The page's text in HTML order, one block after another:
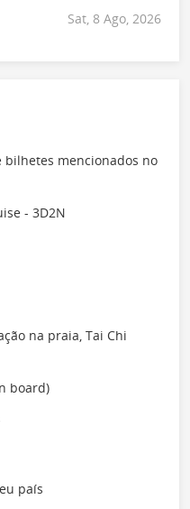
Sat, 8 Ago, 2026
bilhetes mencionados no
- 3D2N
na praia, Tai Chi
board)
país